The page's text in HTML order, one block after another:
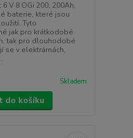
V 8 OGi 200, 200Ah,
baterie, které jsou
Tyto
jak pro krátkodobé
tak pro dlouhodobé
se v elektrárnách,
Skladem
do košíku